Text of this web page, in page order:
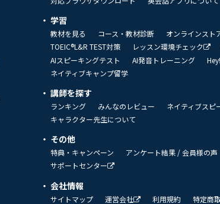
学習
教材を見る コース・教材診断 オンラインスト
TOEIC®L&R TEST対策
レッスン環境チェック
AIスピーキングテスト
AI発音トレーニング
ネイティブキャンプ留学
講師を探す
ランキング みんなのレビュー ネイティブスピ
キャラクター先生について
その他
特典・キャンペーン アンケート結果 / 会員様の声
サポートセンター
会社情報
サイトマップ 運営会社 利用規約 特定商